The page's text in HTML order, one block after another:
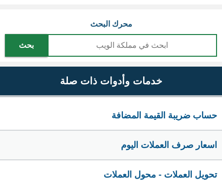
محرك البحث
بحث
خدمات وأدوات ذات صلة
حساب ضريبة القيمة المضافة
اسعار صرف العملات اليوم
تحويل العملات - محول العملات